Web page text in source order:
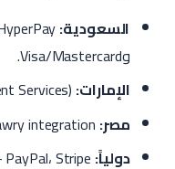
السعودية:
وVisa/Mastercard.
الإمارات:
مصر:
دولياً: